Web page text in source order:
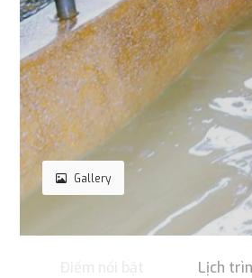
Gallery
Lịch